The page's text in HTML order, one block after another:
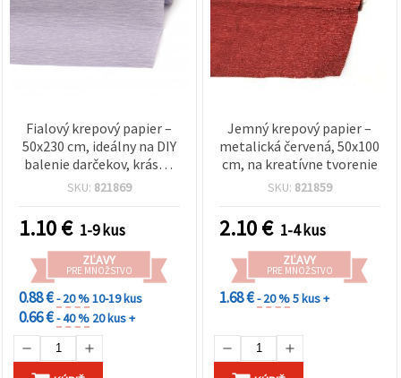
Fialový krepový papier –
50x230 cm, ideálny na DIY
balenie darčekov, krásne
papierové kvety a
dekorácie
SKU: 821869
1.10€ 1-9 kus
ZĽAVY
PRE MNOŽSTVO
0.88 €- 20 %10-19 kus
0.66 €- 40 % 20 kus +
Jemný krepový papier –
metalická červená, 50x100
cm, na kreatívne tvorenie
SKU: 821859
2.10€ 1-4 kus
ZĽAVY
PRE MNOŽSTVO
1.68 €- 20 %5 kus +